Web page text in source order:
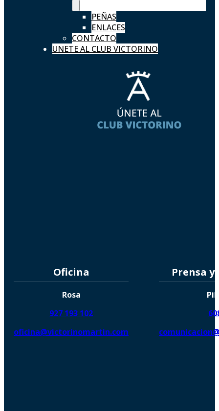
PEÑAS
ENLACES
CONTACTO
UNETE AL CLUB VICTORINO
Oficina
Rosa
927 193 102
oficina@victorinomartin.com
Prensa